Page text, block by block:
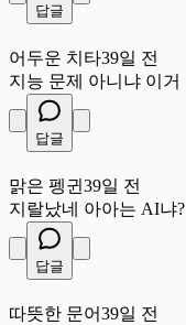
답글
어두운 치타39일 전
지능 문제 아니냐 이거
답글
맑은 펭귄 39일 전
지랄났네 아아는 AI냐?
답글
따뜻한 문어39일 전